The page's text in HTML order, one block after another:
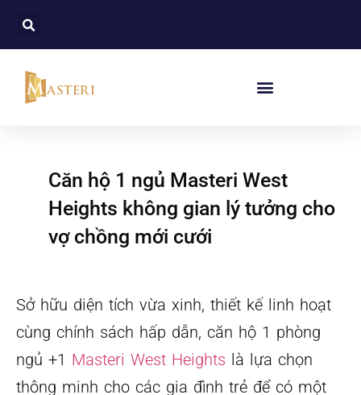
Căn hộ 1 ngủ Masteri West
Heights không gian lý tưởng cho
vợ chồng mới cưới
Sở hữu diện tích vừa xinh, thiết kế linh hoạt
cùng chính sách hấp dẫn, căn hộ 1 phòng
ngủ +1 Masteri West Heights là lựa chọn
thông minh cho các gia đình trẻ để có một